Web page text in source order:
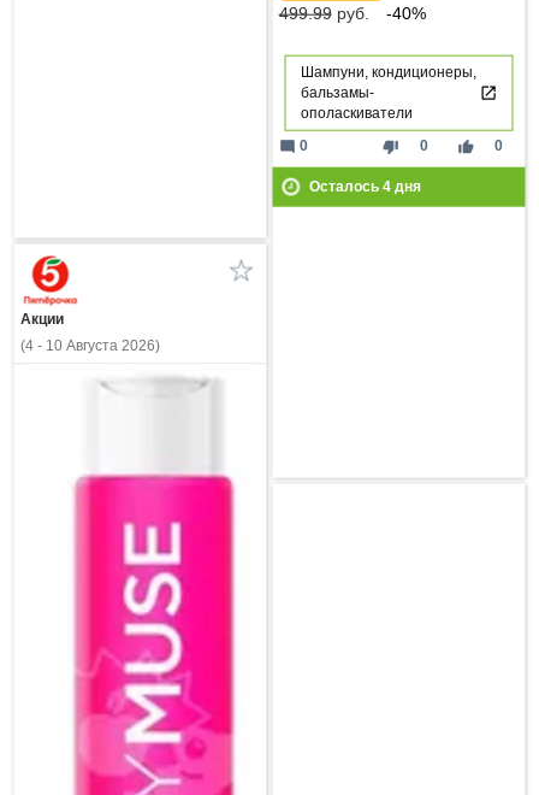
499.99руб. -40%
Шампуни, кондиционеры,
бальзамы-
ополаскиватели
thumb_down 0 thumb_up 0
mode_comment 0
Осталось 4дня
Акции
(4 - 10 Августа 2026)